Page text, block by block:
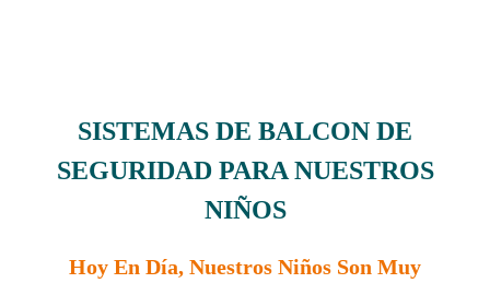
SISTEMAS DE BALCON DE
SEGURIDAD PARA NUESTROS
NIÑOS
Hoy En Día, Nuestros Niños Son Muy